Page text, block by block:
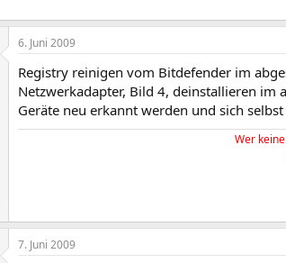
6. Juni 2009
Registry reinigen vom Bitdefender im
Netzwerkadapter, Bild 4, deinstallieren im
Geräte neu erkannt werden und sich
Wer
7. Juni 2009